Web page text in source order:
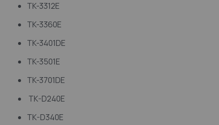
TK-3312E
TK-3360E
TK-3401DE
TK-3501E
TK-3701DE
TK-D240E
TK-D340E